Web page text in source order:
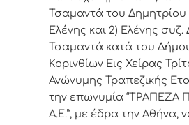
Τσαμαντά του Δημητρίου
Ελένης και 2) Ελένης συζ.
Τσαμαντά κατά του
Κορινθίων Εις Χείρας
Ανώνυμης Τραπεζικής
την επωνυμία “ΤΡΑΠΕΖΑ
Α.Ε.”, με έδρα την Αθήνα,